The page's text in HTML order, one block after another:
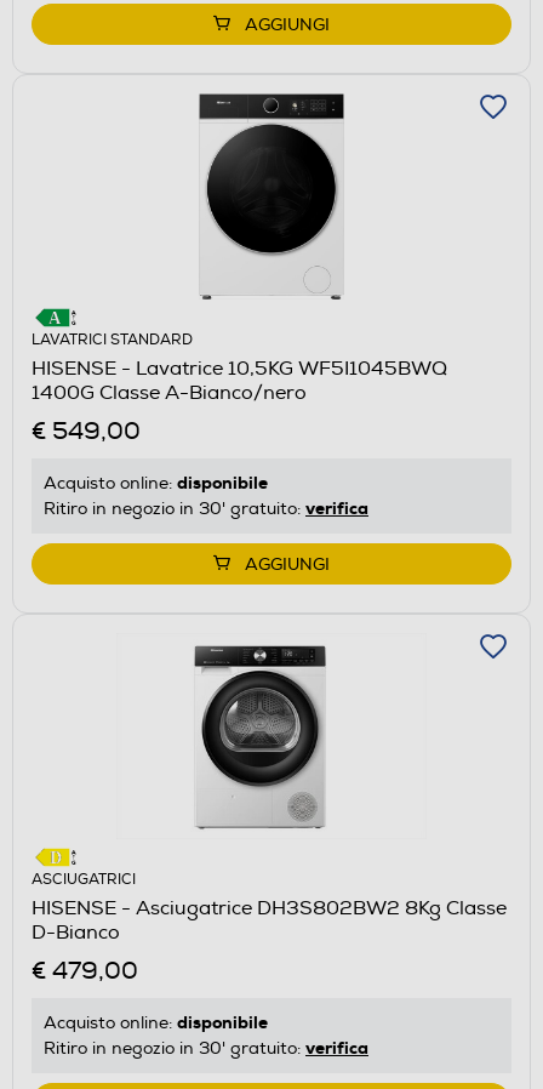
AGGIUNGI
LAVATRICI STANDARD
HISENSE - Lavatrice 10,5KG WF5I1045BWQ
1400G Classe A-Bianco/nero
€ 549,00
Acquisto online: disponibile
Ritiro in negozio in 30' gratuito: verifica
AGGIUNGI
ASCIUGATRICI
HISENSE - Asciugatrice DH3S802BW2 8Kg Classe
D-Bianco
€ 479,00
Acquisto online: disponibile
Ritiro in negozio in 30' gratuito: verifica